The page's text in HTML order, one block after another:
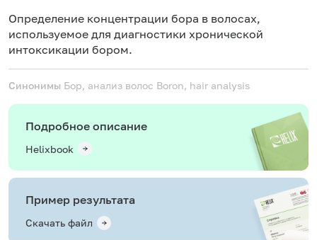
Определение концентрации бора в волосах,
используемое для диагностики хронической
интоксикации бором.
Синонимы Бор, анализ волос Boron, hair analysis
Подробное описание
Helixbook
Пример результата
Скачать файл